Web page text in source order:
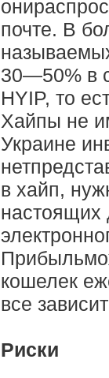
почте. В
30—50% в
HYIP, то
Хайпы не
Украине
в хайп,
настоящих
кошелек
все
Риски